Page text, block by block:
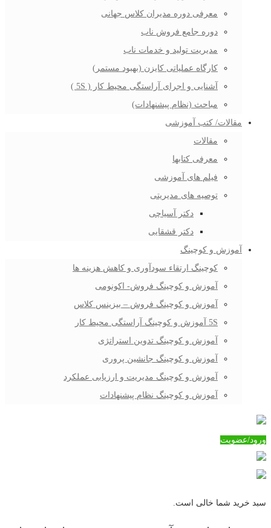
معرفی دوره مدیران کلاس جهانی
دوره جامع فروش ناب
مدیریت تولید و خدمات ناب
کارگاه عملیاتی کایزن (بهبود مستمر)
آشنایی و اجرای آراستگی محیط کار ( 5S )
مباحث (نظام پیشنهادات)
مقالات/ کتب آموزشی
مقالات
معرفی کتابها
فیلم های آموزشی
توصیه های مدیریتی
دکتر آسیاچی
دکتر قشقایی
آموزش و کوچینگ
کوچینگ ارتقاء سودآوری و کاهش هزینه ها
آموزش و کوچینگ فروش- اکونومی
آموزش و کوچینگ فروش – بیزینس کلاس
5S آموزش و کوچینگ آراستگی محیط کار
آموزش و کوچینگ تدوین استراتژی
آموزش و کوچینگ جانشین پروری
آموزش و کوچینگ مدیریت و ارزیابی عملکرد
آموزش و کوچینگ نظام پیشنهادات
ورود/عضویت
سبد خرید شما خالی است.